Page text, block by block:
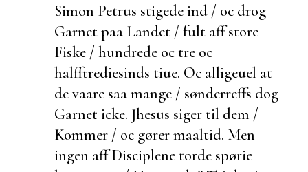
Simon Petrus stigede ind / oc drog
Garnet paa Landet / fult aff store
Fiske / hundrede oc tre oc
halfftrediesinds tiue. Oc alligeuel at
de vaare saa mange / sønderreffs dog
Garnet icke. Jhesus siger til dem /
Kommer / oc gører maaltid. Men
ingen aff Disciplene torde spørie